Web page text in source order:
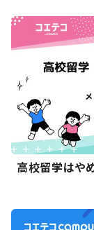
高校留学はや